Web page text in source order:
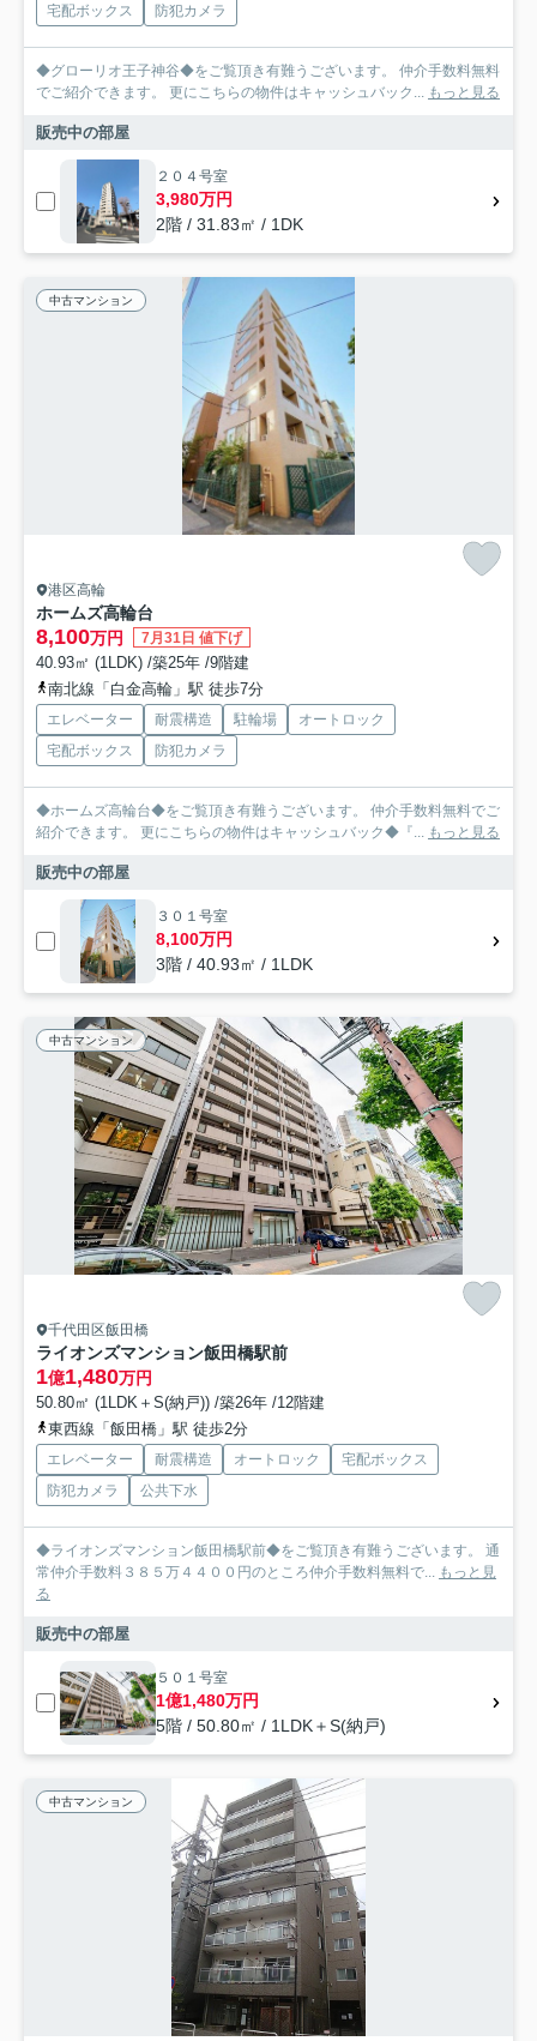
宅配ボックス
防犯カメラ
◆グローリオ王子神谷◆をご覧頂き有難うございます。 仲介手数料無料
でご紹介できます。 更にこちらの物件はキャッシュバック... もっと見る
販売中の部屋
２０４号室
3,980万円
2階 / 31.83㎡ / 1DK
中古マンション
港区高輪
ホームズ高輪台
8,100万円 7月31日 値下げ
40.93㎡ (1LDK) /築25年 /9階建
南北線「白金高輪」駅 徒歩7分
エレベーター 耐震構造 駐輪場
オートロック
宅配ボックス
防犯カメラ
◆ホームズ高輪台◆をご覧頂き有難うございます。 仲介手数料無料でご
紹介できます。 更にこちらの物件はキャッシュバック◆『... もっと見る
販売中の部屋
３０１号室
8,100万円
3階 / 40.93㎡ / 1LDK
中古マンション
千代田区飯田橋
ライオンズマンション飯田橋駅前
1億1,480万円
50.80㎡ (1LDK＋S(納戸)) /築26年 /12階建
東西線「飯田橋」駅 徒歩2分
エレベーター 耐震構造 オートロック
宅配ボックス
防犯カメラ
公共下水
◆ライオンズマンション飯田橋駅前◆をご覧頂き有難うございます。 通
常仲介手数料３８５万４４００円のところ仲介手数料無料で... もっと見
る
販売中の部屋
５０１号室
1億1,480万円
5階 / 50.80㎡ / 1LDK＋S(納戸)
中古マンション